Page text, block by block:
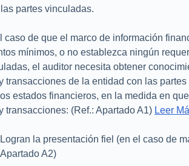
partes vinculadas.
caso de que el marco de información
mínimos, o no establezca ningún
el auditor necesita obtener
transacciones de la entidad con las
estados financieros, en la medida en
transacciones: (Ref.: Apartado A1) Leer
Logran la presentación fiel (en el caso de
Apartado A2)